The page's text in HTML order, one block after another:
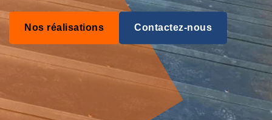
Nos réalisations Contactez-nous